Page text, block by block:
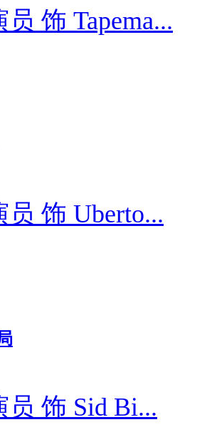
员 饰 Tapema...
员 饰 Uberto...
员 饰 Sid Bi...